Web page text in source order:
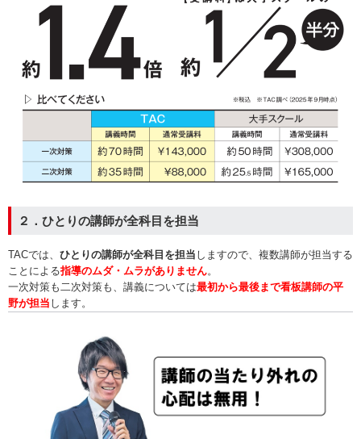
２．ひとりの講師が全科目を担当
TACでは、 ひとりの講師が全科目を担当 しますので、複数講師が担当する
ことによる指導のムダ・ムラがありません。
一次対策も二次対策も、講義については最初から最後まで看板講師の平
野が担当 します。